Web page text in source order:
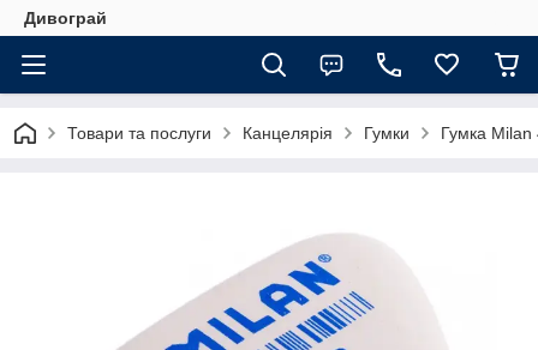
Дивограй
Товари та послуги Канцелярія Гумки Гумка Milan